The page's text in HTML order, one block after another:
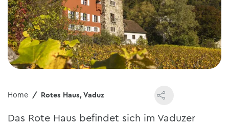
Home Rotes Haus, Vaduz
Das Rote Haus befindet sich im Vaduzer